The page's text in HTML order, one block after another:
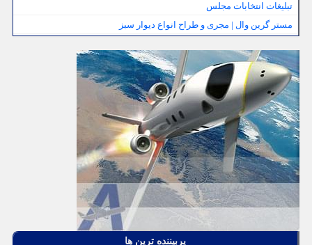
تبلیغات انتخابات مجلس
مستر گرین وال | مجری و طراح انواع دیوار سبز
پربیننده ترین ها